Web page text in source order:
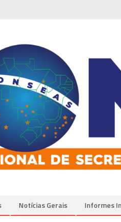
Notí­cias Gerais Informes